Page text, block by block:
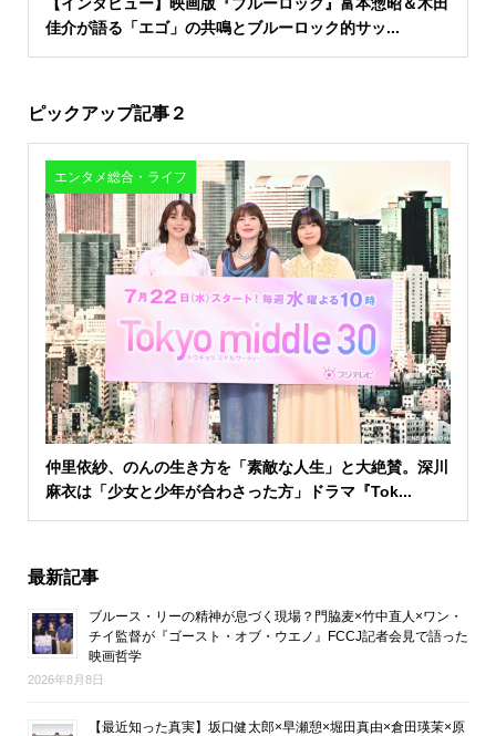
佳介が語る「エゴ」の共鳴とブルーロック的サッ...
ピックアップ記事２
エンタメ総合・ライフ
仲里依紗、のんの生き方を「素敵な人生」と大絶賛。深川
麻衣は「少女と少年が合わさった方」ドラマ『Tok...
最新記事
ブルース・リーの精神が息づく現場？門脇麦×竹中直人×ワン・
チイ監督が『ゴースト・オブ・ウエノ』FCCJ記者会見で語った
映画哲学
2026年8月8日
【最近知った真実】坂口健太郎×早瀬憩×堀田真由×倉田瑛茉×原